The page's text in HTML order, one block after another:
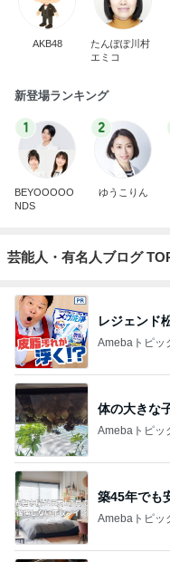
AKB48
たんぽぽ川村
エミコ
新登場ランキング
1
BEYOOOOO
NDS
2
ゆうこりん
芸能人・有名人ブログ
レジェンド
Amebaトピッ
体の大きな
Amebaトピッ
築45年でも
Amebaトピッ